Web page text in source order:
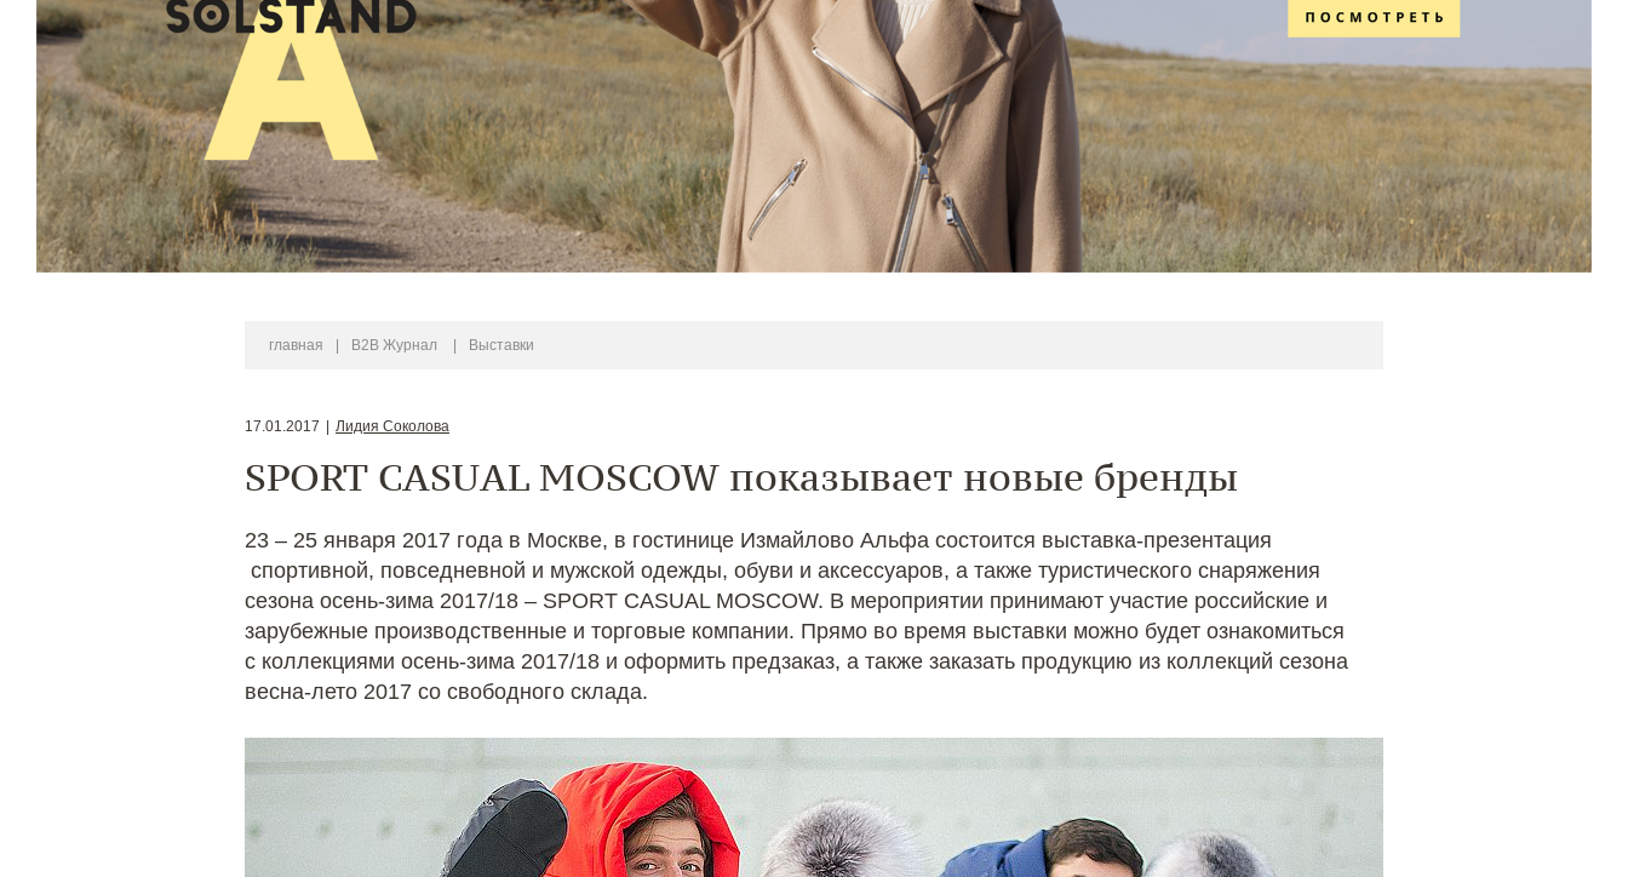
главная B2B Журнал Выставки
17.01.2017 Лидия Соколова
SPORT CASUAL MOSCOW показывает новые бренды
23 – 25 января 2017 года в Москве, в гостинице Измайлово Альфа состоится выставка-презентация
спортивной, повседневной и мужской одежды, обуви и аксессуаров, а также туристического снаряжения
сезона осень-зима 2017/18 – SPORT CASUAL MOSCOW. В мероприятии принимают участие российские и
зарубежные производственные и торговые компании. Прямо во время выставки можно будет ознакомиться
с коллекциями осень-зима 2017/18 и оформить предзаказ, а также заказать продукцию из коллекций сезона
весна-лето 2017 со свободного склада.